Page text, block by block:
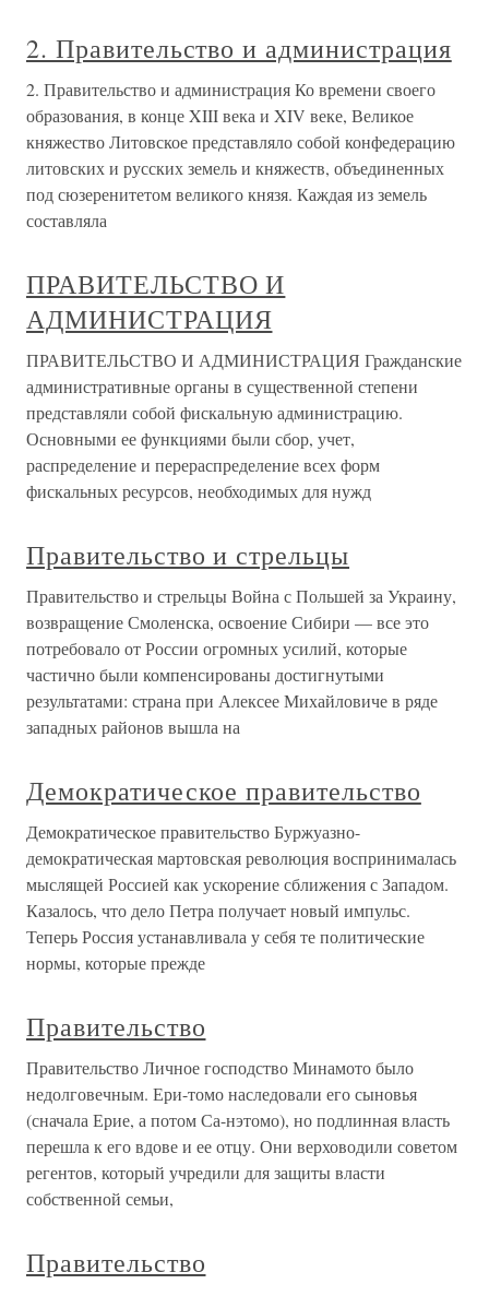
2. Правительство и администрация
2. Правительство и администрация Ко времени своего
образования, в конце XIII века и XIV веке, Великое
княжество Литовское представляло собой конфедерацию
литовских и русских земель и княжеств, объединенных
под сюзеренитетом великого князя. Каждая из земель
составляла
ПРАВИТЕЛЬСТВО И
АДМИНИСТРАЦИЯ
ПРАВИТЕЛЬСТВО И АДМИНИСТРАЦИЯ Гражданские
административные органы в существенной степени
представляли собой фискальную администрацию.
Основными ее функциями были сбор, учет,
распределение и перераспределение всех форм
фискальных ресурсов, необходимых для нужд
Правительство и стрельцы
Правительство и стрельцы Война с Польшей за Украину,
возвращение Смоленска, освоение Сибири — все это
потребовало от России огромных усилий, которые
частично были компенсированы достигнутыми
результатами: страна при Алексее Михайловиче в ряде
западных районов вышла на
Демократическое правительство
Демократическое правительство Буржуазно-
демократическая мартовская революция воспринималась
мыслящей Россией как ускорение сближения с Западом.
Казалось, что дело Петра получает новый импульс.
Теперь Россия устанавливала у себя те политические
нормы, которые прежде
Правительство
Правительство Личное господство Минамото было
недолговечным. Ери-томо наследовали его сыновья
(сначала Ерие, а потом Са-нэтомо), но подлинная власть
перешла к его вдове и ее отцу. Они верховодили советом
регентов, который учредили для защиты власти
собственной семьи,
Правительство